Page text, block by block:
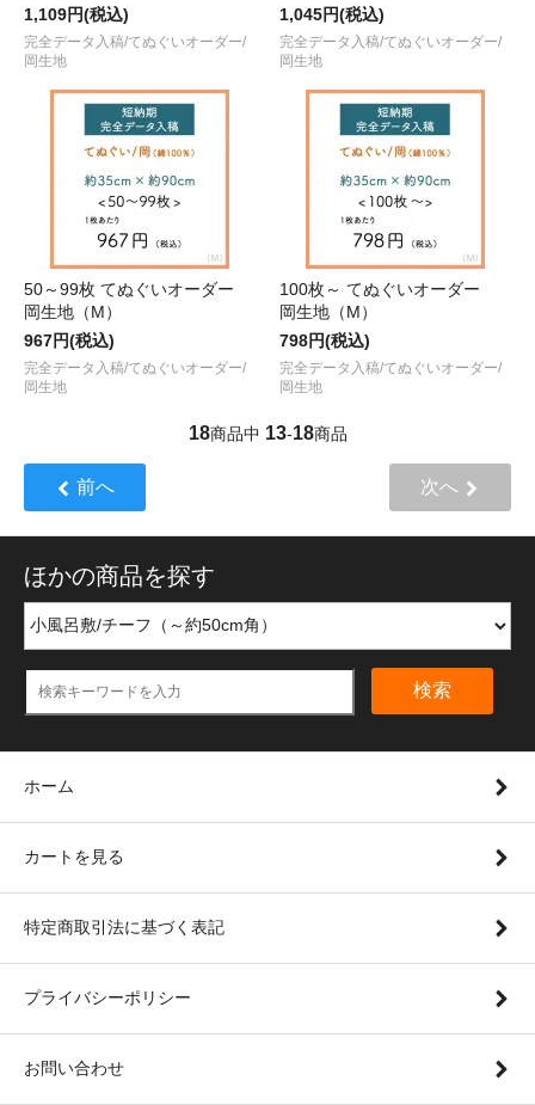
1,109円(税込)
完全データ入稿/てぬぐいオーダー/
岡生地
1,045円(税込)
完全データ入稿/てぬぐいオーダー/
岡生地
50～99枚 てぬぐいオーダー
岡生地（M）
967円(税込)
完全データ入稿/てぬぐいオーダー/
岡生地
100枚～ てぬぐいオーダー
岡生地（M）
798円(税込)
完全データ入稿/てぬぐいオーダー/
岡生地
18商品中 13-18商品
前へ 次へ
ほかの商品を探す
検索
ホーム
カートを見る
特定商取引法に基づく表記
プライバシーポリシー
お問い合わせ